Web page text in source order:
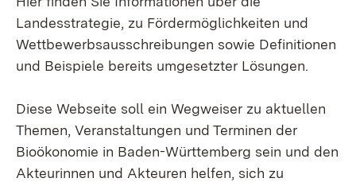
Landesstrategie, zu Fördermöglichkeiten und
Wettbewerbsausschreibungen sowie Definitionen
und Beispiele bereits umgesetzter Lösungen.
Diese Webseite soll ein Wegweiser zu aktuellen
Themen, Veranstaltungen und Terminen der
Bioökonomie in Baden-Württemberg sein und den
Akteurinnen und Akteuren helfen, sich zu